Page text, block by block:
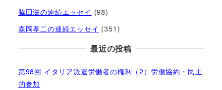
脇田滋の連続エッセイ (98)
森岡孝二の連続エッセイ (351)
最近の投稿
第98回 イタリア派遣労働者の権利（2）労働協約・民主
的参加